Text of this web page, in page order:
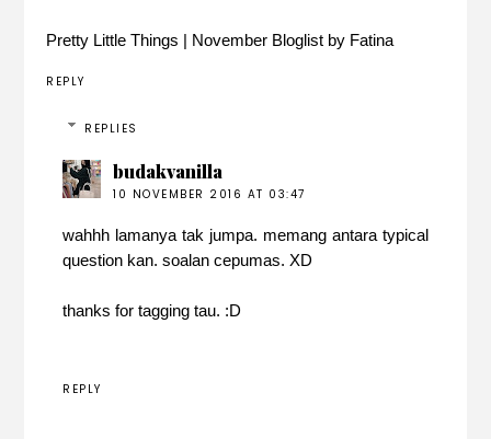
Pretty Little Things | November Bloglist by Fatina
REPLY
REPLIES
budakvanilla
10 NOVEMBER 2016 AT 03:47
wahhh lamanya tak jumpa. memang antara typical
question kan. soalan cepumas. XD
thanks for tagging tau. :D
REPLY